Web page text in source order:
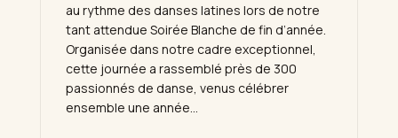
au rythme des danses latines lors de notre
tant attendue Soirée Blanche de fin d’année.
Organisée dans notre cadre exceptionnel,
cette journée a rassemblé près de 300
passionnés de danse, venus célébrer
ensemble une année...